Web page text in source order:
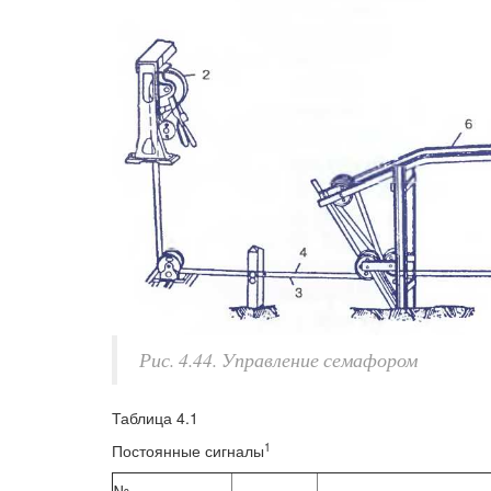
Рис. 4.44. Управление семафором
Таблица 4.1
Постоянные сигналы1